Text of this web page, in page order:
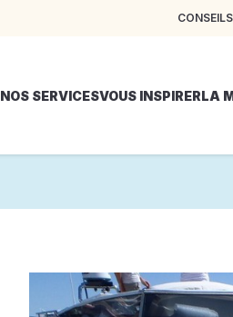
NOS SERVICESVOUS INSPIRERLA